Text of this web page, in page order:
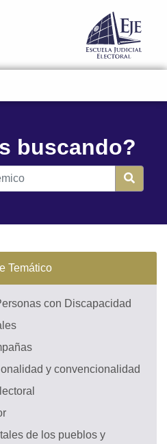
buscando?
Temático
con Discapacidad
y convencionalidad
de los pueblos y